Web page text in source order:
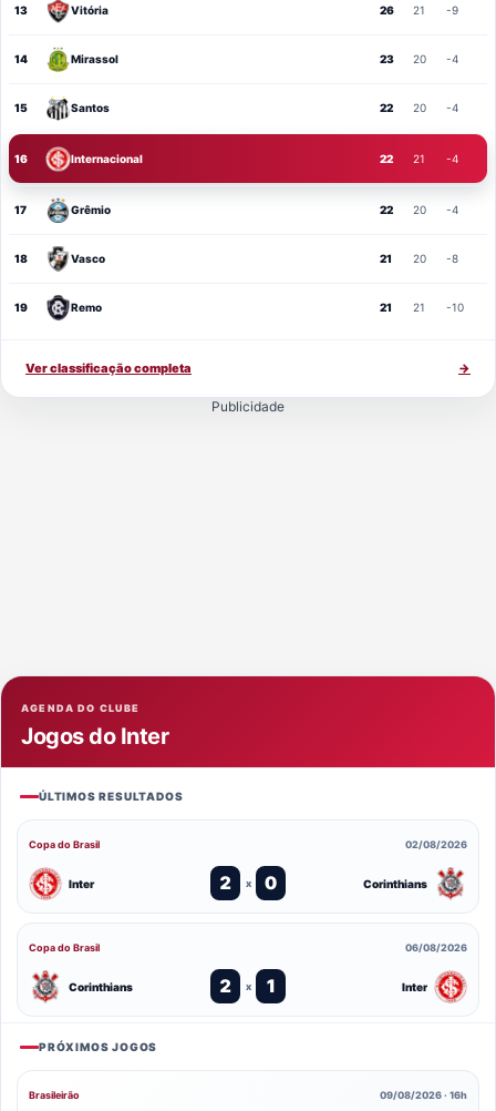
13 Vitória 26 21 -9
14 Mirassol 23 20 -4
15 Santos 22 20 -4
16 Internacional 22 21 -4
17 Grêmio 22 20 -4
18 Vasco 21 20 -8
19 Remo 21 21 -10
Ver classificação completa →
Publicidade
AGENDA DO CLUBE
Jogos do Inter
ÚLTIMOS RESULTADOS
Copa do Brasil 02/08/2026
Inter 2 x 0 Corinthians
Copa do Brasil 06/08/2026
Corinthians 2 x 1 Inter
PRÓXIMOS JOGOS
Brasileirão 09/08/2026 · 16h